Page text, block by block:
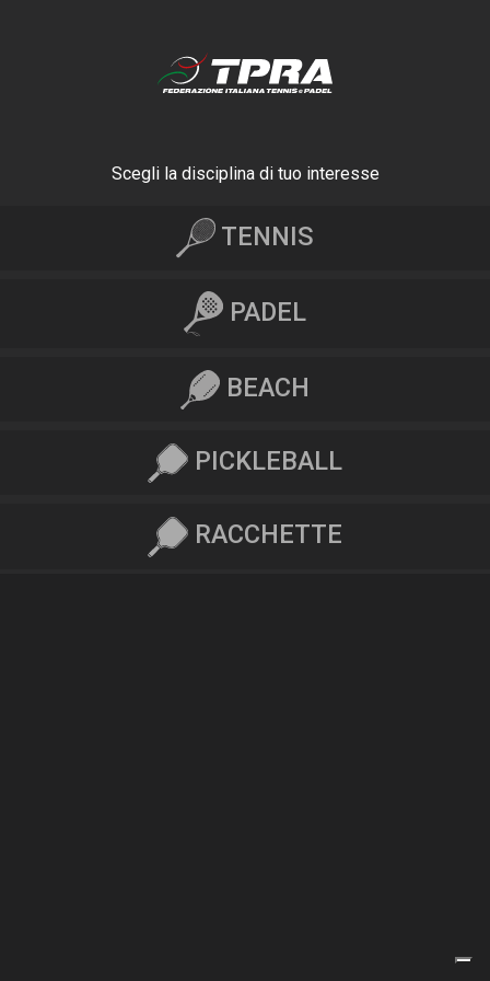
Scegli la disciplina di tuo interesse
TENNIS
PADEL
BEACH
PICKLEBALL
RACCHETTE